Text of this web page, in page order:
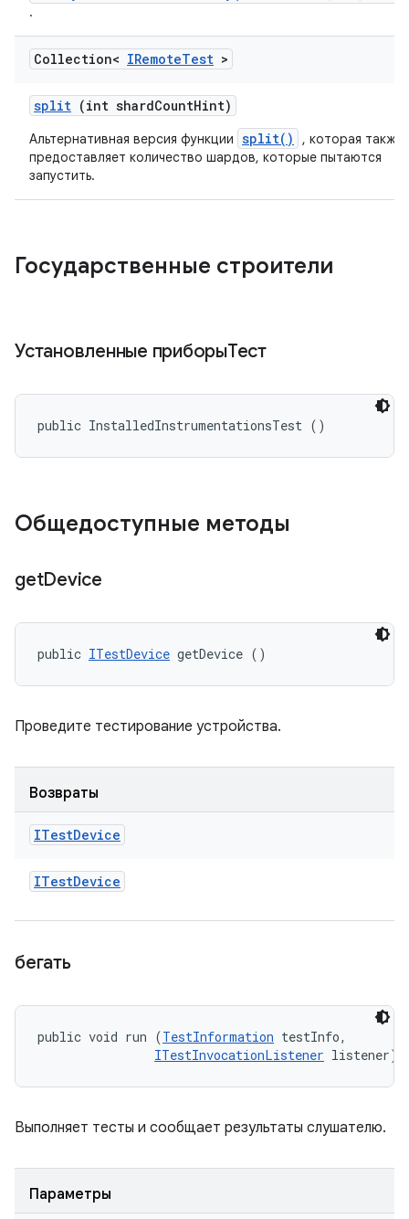
.
Collection< IRemoteTest >
split (int shardCountHint)
Альтернативная версия функции split()
, которая также
предоставляет количество шардов, которые пытаются
запустить.
Государственные строители
Установленные приборыТест
public InstalledInstrumentationsTest ()
Общедоступные методы
getDevice
public ITestDevice getDevice ()
Проведите тестирование устройства.
Возвраты
ITestDevice
ITestDevice
бегать
public void run (TestInformation testInfo,
ITestInvocationListener listener)
Выполняет тесты и сообщает результаты слушателю.
Параметры